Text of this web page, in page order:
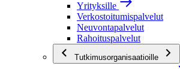
Yrityksille
Verkostoitumispalvelut
Neuvontapalvelut
Rahoituspalvelut
Tutkimusorganisaatioille